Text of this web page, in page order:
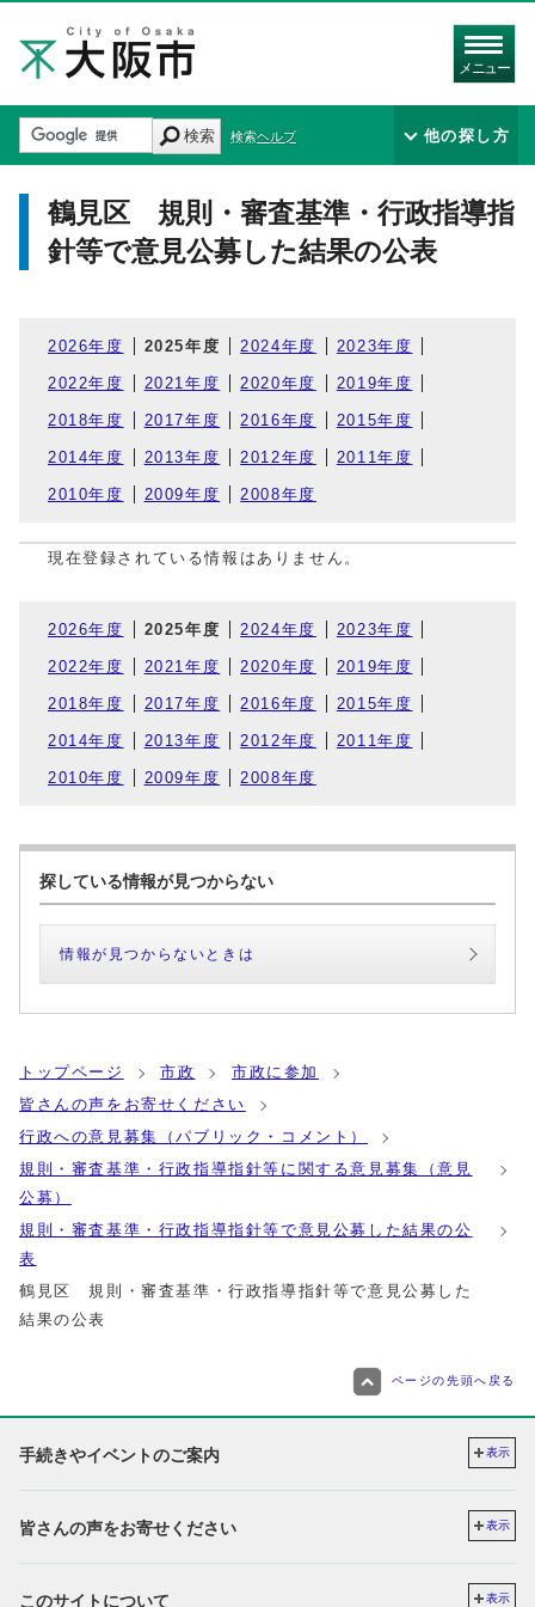
メニュー
検索 検索ヘルプ 他の探し方
鶴見区 規則・審査基準・行政指導指
針等で意見公募した結果の公表
2026年度 2025年度 2024年度 2023年度
2022年度 2021年度 2020年度 2019年度
2018年度 2017年度 2016年度 2015年度
2014年度 2013年度 2012年度 2011年度
2010年度 2009年度 2008年度
現在登録されている情報はありません。
2026年度 2025年度 2024年度 2023年度
2022年度 2021年度 2020年度 2019年度
2018年度 2017年度 2016年度 2015年度
2014年度 2013年度 2012年度 2011年度
2010年度 2009年度 2008年度
探している情報が見つからない
情報が見つからないときは
トップページ 市政
市政に参加
皆さんの声をお寄せください
行政への意見募集（パブリック・コメント）
規則・審査基準・行政指導指針等に関する意見募集（意見
公募）
規則・審査基準・行政指導指針等で意見公募した結果の公
表
鶴見区 規則・審査基準・行政指導指針等で意見公募した
結果の公表
ページの先頭へ戻る
手続きやイベントのご案内 表示
皆さんの声をお寄せください 表示
このサイトについて 表示